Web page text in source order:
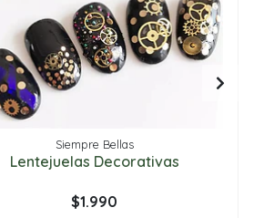
Siempre Bellas
Lentejuelas Decorativas
$1.990